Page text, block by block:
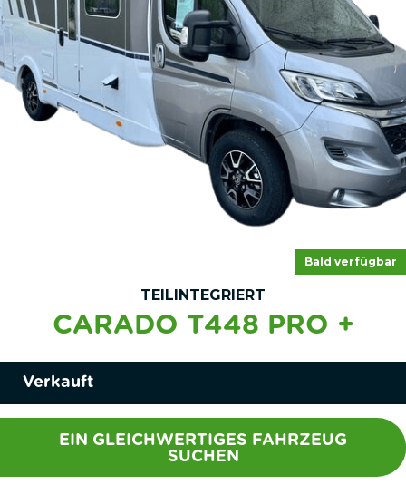
Bald verfügbar
TEILINTEGRIERT
CARADO T448 PRO +
Verkauft
EIN GLEICHWERTIGES FAHRZEUG
SUCHEN